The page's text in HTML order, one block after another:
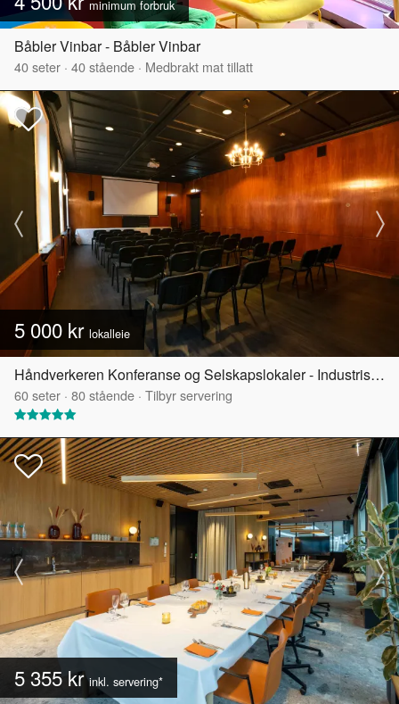
minimum forbruk
Båbler Vinbar - Båbler Vinbar
40seter · 40stående · Medbrakt mat tillatt
5 000 kr lokalleie
Håndverkeren Konferanse og Selskapslokaler - Industrisalen
60seter · 80stående · Tilbyr servering
5 355 krinkl. servering*